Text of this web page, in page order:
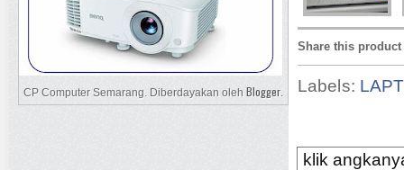
Share this product
Labels:
klik
CP Computer Semarang. Diberdayakan oleh Blogger.